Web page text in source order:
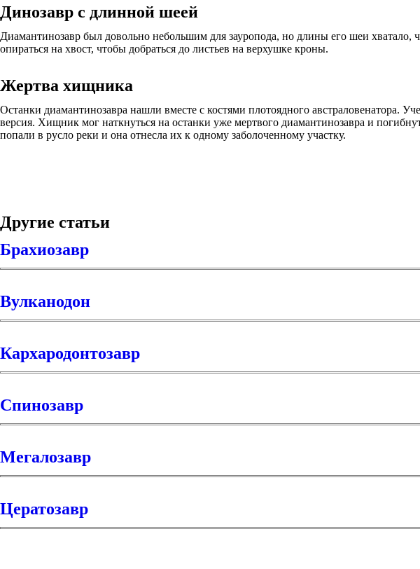
Динозавр с длинной шеей
Диамантинозавр был довольно небольшим для зауропода, но длины его шеи хватало,
опираться на хвост, чтобы добраться до листьев на верхушке кроны.
Жертва хищника
Останки диамантинозавра нашли вместе с костями плотоядного австраловенатора.
версия. Хищник мог наткнуться на останки уже мертвого диамантинозавра и
попали в русло реки и она отнесла их к одному заболоченному участку.
Другие статьи
Брахиозавр
Вулканодон
Кархародонтозавр
Спинозавр
Мегалозавр
Цератозавр